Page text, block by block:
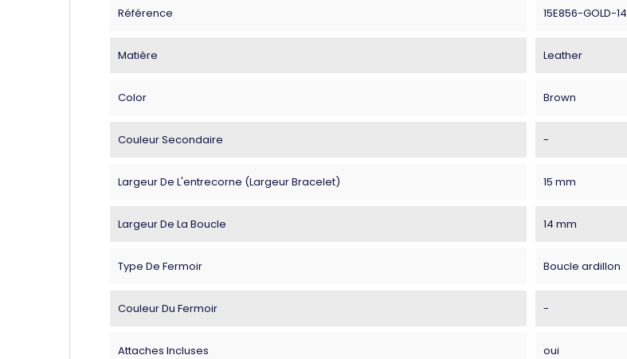
Référence 15E856-GOLD-14
Matière Leather
Color Brown
Couleur Secondaire -
Largeur De L'entrecorne (largeur Bracelet) 15 mm
Largeur De La Boucle 14 mm
Type De Fermoir Boucle ardillon
Couleur Du Fermoir -
Attaches Incluses oui